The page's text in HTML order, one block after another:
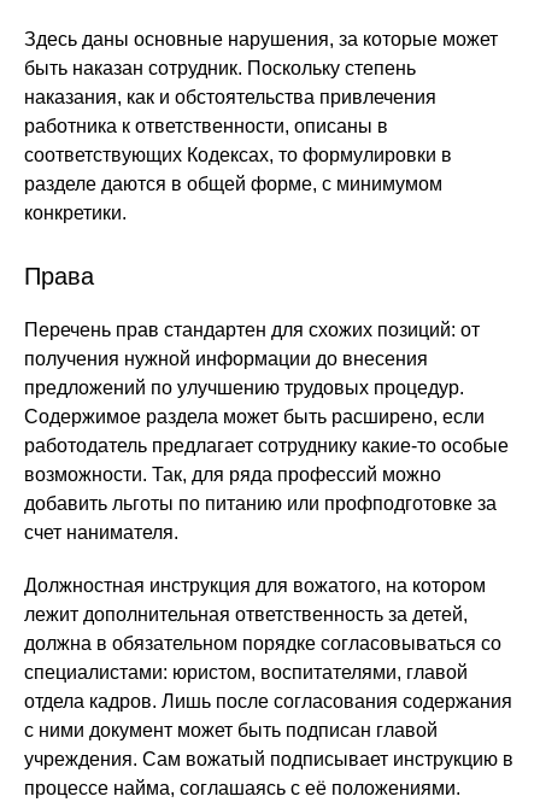
Здесь даны основные нарушения, за которые может
быть наказан сотрудник. Поскольку степень
наказания, как и обстоятельства привлечения
работника к ответственности, описаны в
соответствующих Кодексах, то формулировки в
разделе даются в общей форме, с минимумом
конкретики.
Права
Перечень прав стандартен для схожих позиций: от
получения нужной информации до внесения
предложений по улучшению трудовых процедур.
Содержимое раздела может быть расширено, если
работодатель предлагает сотруднику какие-то особые
возможности. Так, для ряда профессий можно
добавить льготы по питанию или профподготовке за
счет нанимателя.
Должностная инструкция для вожатого, на котором
лежит дополнительная ответственность за детей,
должна в обязательном порядке согласовываться со
специалистами: юристом, воспитателями, главой
отдела кадров. Лишь после согласования содержания
с ними документ может быть подписан главой
учреждения. Сам вожатый подписывает инструкцию в
процессе найма, соглашаясь с её положениями.